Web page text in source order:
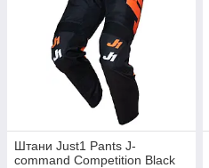
Штани Just1 Pants J-
command Competition Black